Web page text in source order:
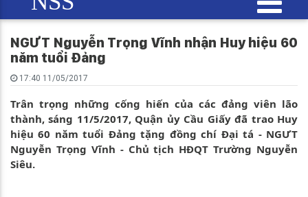
NGƯT Nguyễn Trọng Vĩnh nhận Huy hiệu 60
năm tuổi Đảng
17:40 11/05/2017
Trân trọng những cống hiến của các đảng viên lão
thành, sáng 11/5/2017, Quận ủy Cầu Giấy đã trao Huy
hiệu 60 năm tuổi Đảng tặng đồng chí Đại tá - NGƯT
Nguyễn Trọng Vĩnh - Chủ tịch HĐQT Trường Nguyễn
Siêu.